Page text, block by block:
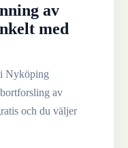
av
med
Nyköping
av
och du väljer